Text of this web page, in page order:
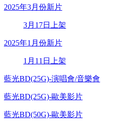
2025年3月份新片
3月17日上架
2025年1月份新片
1月11日上架
藍光BD(25G)-演唱會/音樂會
藍光BD(25G)-歐美影片
藍光BD(50G)-歐美影片